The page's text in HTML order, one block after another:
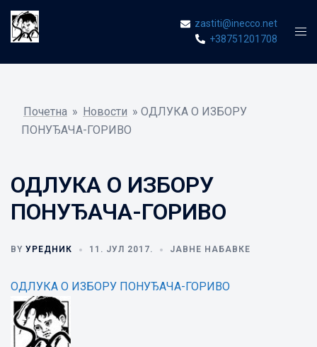
Skip
content
zastiti@inecco.net
+38751201708
Почетна » Новости » ОДЛУКА О ИЗБОРУ
ПОНУЂАЧА-ГОРИВО
ОДЛУКА О ИЗБОРУ
ПОНУЂАЧА-ГОРИВО
BY УРЕДНИК 11. ЈУЛ 2017. ЈАВНЕ НАБАВКЕ
ОДЛУКА О ИЗБОРУ ПОНУЂАЧА-ГОРИВО